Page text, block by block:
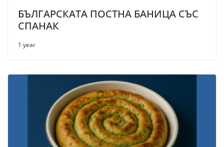
БЪЛГАРСКАТА ПОСТНА БАНИЦА СЪС
СПАНАК
1 year